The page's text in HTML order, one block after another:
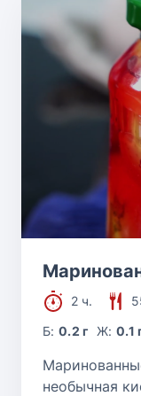
2 ч.
Б:0.2 г Ж: 0.1
необычная